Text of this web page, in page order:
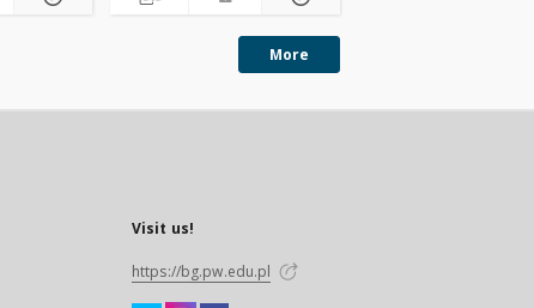
More
Visit us!
https://bg.pw.edu.pl